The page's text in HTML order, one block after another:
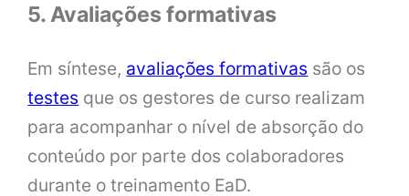
5. Avaliações formativas
Em síntese, avaliações formativas são os
testes que os gestores de curso realizam
para acompanhar o nível de absorção do
conteúdo por parte dos colaboradores
durante o treinamento EaD.